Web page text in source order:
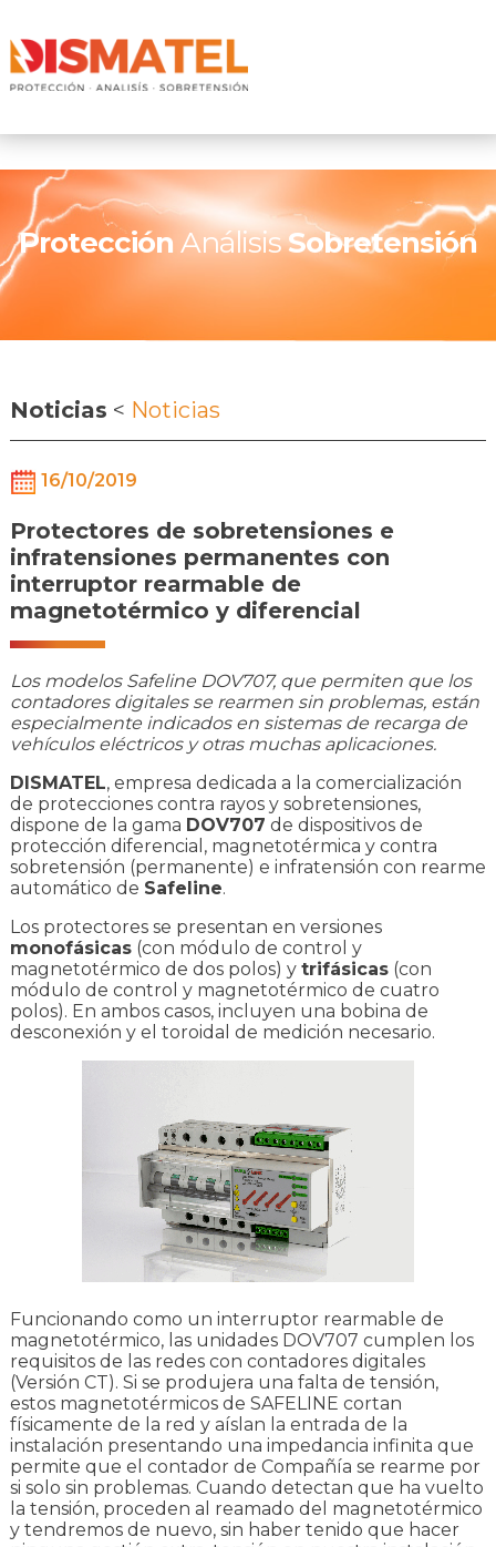
Protección AnálisisSobretensión
Noticias < Noticias
16/10/2019
Protectores de sobretensiones e
infratensiones permanentes con
interruptor rearmable de
magnetotérmico y diferencial
Los modelos Safeline DOV707, que permiten que los
contadores digitales se rearmen sin problemas, están
especialmente indicados en sistemas de recarga de
vehículos eléctricos y otras muchas aplicaciones.
DISMATEL, empresa dedicada a la comercialización
de protecciones contra rayos y sobretensiones,
dispone de la gama DOV707 de dispositivos de
protección diferencial, magnetotérmica y contra
sobretensión (permanente) e infratensión con rearme
automático de Safeline.
Los protectores se presentan en versiones
monofásicas(con módulo de control y
magnetotérmico de dos polos) y trifásicas(con
módulo de control y magnetotérmico de cuatro
polos). En ambos casos, incluyen una bobina de
desconexión y el toroidal de medición necesario.
Funcionando como un interruptor rearmable de
magnetotérmico, las unidades DOV707 cumplen los
requisitos de las redes con contadores digitales
(Versión CT). Si se produjera una falta de tensión,
estos magnetotérmicos de SAFELINE cortan
físicamente de la red y aíslan la entrada de la
instalación presentando una impedancia infinita que
permite que el contador de Compañía se rearme por
si solo sin problemas. Cuando detectan que ha vuelto
la tensión, proceden al reamado del magnetotérmico
y tendremos de nuevo, sin haber tenido que hacer